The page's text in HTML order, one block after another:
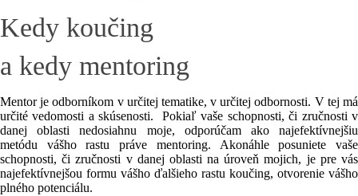
Kedy koučing
a kedy mentoring
Mentor je odborníkom v určitej tematike, v určitej odbornosti. V tej má
určité vedomosti a skúsenosti. Pokiaľ vaše schopnosti, či zručnosti v
danej oblasti nedosiahnu moje, odporúčam ako najefektívnejšiu
metódu vášho rastu práve mentoring. Akonáhle posuniete vaše
schopnosti, či zručnosti v danej oblasti na úroveň mojich, je pre vás
najefektívnejšou formu vášho ďalšieho rastu koučing, otvorenie vášho
plného potenciálu.